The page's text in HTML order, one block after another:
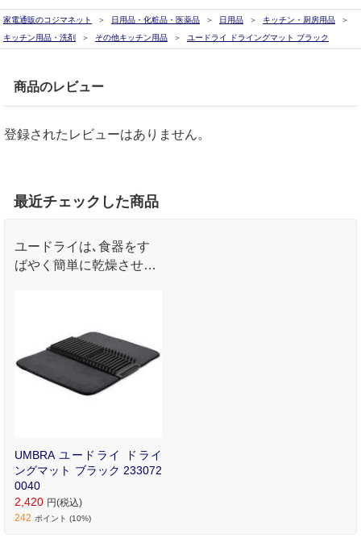
家電通販のコジマネット 日用品・化粧品・医薬品 日用品
キッチン・厨房用品
キッチン用品・洗剤
その他キッチン用品 ユードライ ドライングマット ブラック
商品のレビュー
登録されたレビューはありません。
最近チェックした商品
ユードライは､食器をす
ばやく簡単に乾燥させる
UMBRA ユードライ ドライ
ングマット ブラック 233072
0040
2,420 円(税込)
242 ポイント (10%)